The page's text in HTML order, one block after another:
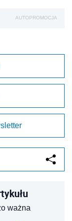
AUTOPROMOCJA
ważna